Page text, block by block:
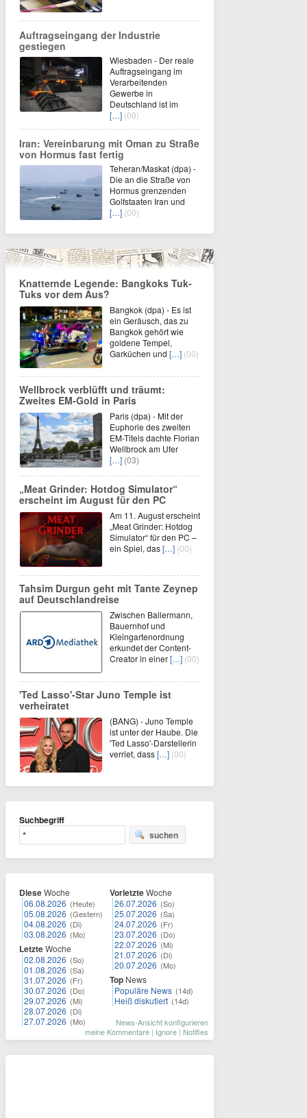
Auftragseingang der Industrie
gestiegen
Wiesbaden - Der reale
Auftragseingang im
Verarbeitenden
Gewerbe in
Deutschland ist im
[…] (00)
Iran: Vereinbarung mit Oman zu Straße
von Hormus fast fertig
Teheran/Maskat (dpa) -
Die an die Straße von
Hormus grenzenden
Golfstaaten Iran und
[…] (00)
Knatternde Legende: Bangkoks Tuk-
Tuks vor dem Aus?
Bangkok (dpa) - Es ist
ein Geräusch, das zu
Bangkok gehört wie
goldene Tempel,
Garküchen und […] (00)
Wellbrock verblüfft und träumt:
Zweites EM-Gold in Paris
Paris (dpa) - Mit der
Euphorie des zweiten
EM-Titels dachte Florian
Wellbrock am Ufer
[…] (03)
„Meat Grinder: Hotdog Simulator“
erscheint im August für den PC
Am 11. August erscheint
„Meat Grinder: Hotdog
Simulator“ für den PC –
ein Spiel, das[…] (00)
Tahsim Durgun geht mit Tante Zeynep
auf Deutschlandreise
Zwischen Ballermann,
Bauernhof und
Kleingartenordnung
erkundet der Content-
Creator in einer[…] (00)
'Ted Lasso'-Star Juno Temple ist
verheiratet
(BANG) - Juno Temple
ist unter der Haube. Die
'Ted Lasso'-Darstellerin
verriet, dass[…] (00)
Suchbegriff
suchen
DieseWoche
06.08.2026 (Heute)
05.08.2026 (Gestern)
04.08.2026 (Di)
03.08.2026 (Mo)
LetzteWoche
02.08.2026 (So)
01.08.2026 (Sa)
31.07.2026 (Fr)
30.07.2026 (Do)
29.07.2026 (Mi)
28.07.2026 (Di)
27.07.2026 (Mo)
VorletzteWoche
26.07.2026 (So)
25.07.2026 (Sa)
24.07.2026 (Fr)
23.07.2026 (Do)
22.07.2026 (Mi)
21.07.2026 (Di)
20.07.2026 (Mo)
Top News
Populäre News (14d)
Heiß diskutiert (14d)
News-Ansicht konfigurieren
meine Kommentare | Ignore | Notifies